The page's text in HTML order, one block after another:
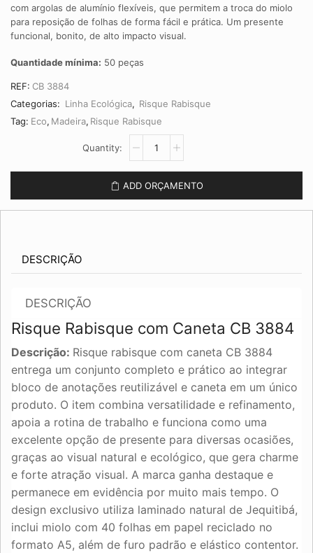
com argolas de alumínio flexíveis, que permitem a troca do miolo
para reposição de folhas de forma fácil e prática. Um presente
funcional, bonito, de alto impacto visual.
Quantidade mínima: 50 peças
REF: CB 3884
Categorias: Linha Ecológica, Risque Rabisque
Tag: Eco, Madeira, Risque Rabisque
Rabisque
CB
ADD ORÇAMENTO
DESCRIÇÃO
DESCRIÇÃO
Risque Rabisque com Caneta CB 3884
Descrição: Risque rabisque com caneta CB 3884
entrega um conjunto completo e prático ao integrar
bloco de anotações reutilizável e caneta em um único
produto. O item combina versatilidade e refinamento,
apoia a rotina de trabalho e funciona como uma
excelente opção de presente para diversas ocasiões,
graças ao visual natural e ecológico, que gera charme
e forte atração visual. A marca ganha destaque e
permanece em evidência por muito mais tempo. O
design exclusivo utiliza laminado natural de Jequitibá,
inclui miolo com 40 folhas em papel reciclado no
formato A5, além de furo padrão e elástico contentor.